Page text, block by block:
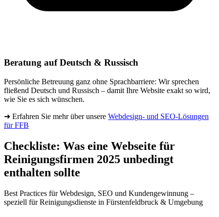
Beratung auf Deutsch & Russisch
Persönliche Betreuung ganz ohne Sprachbarriere: Wir sprechen
fließend Deutsch und Russisch – damit Ihre Website exakt so wird,
wie Sie es sich wünschen.
➜ Erfahren Sie mehr über unsere Webdesign- und SEO-Lösungen
für FFB
Checkliste: Was eine Webseite für
Reinigungsfirmen 2025 unbedingt
enthalten sollte
Best Practices für Webdesign, SEO und Kundengewinnung –
speziell für Reinigungsdienste in Fürstenfeldbruck & Umgebung